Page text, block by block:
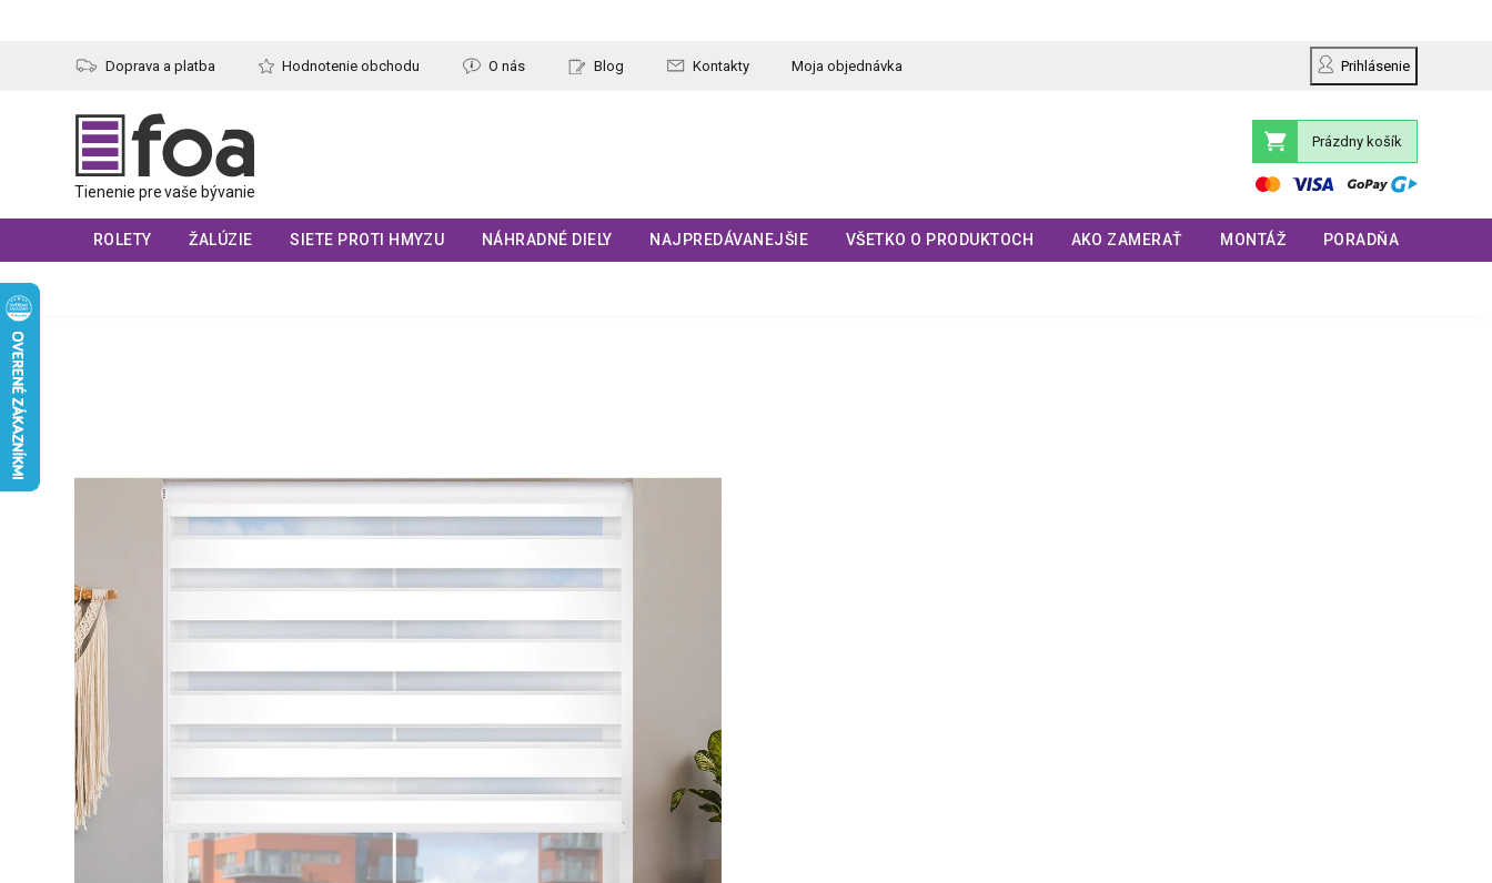
Doprava a platba Hodnotenie obchodu O nás Blog Kontakty Moja objednávka Prihlásenie
Nákupný
košík
Prázdny košík
ROLETY ŽALÚZIE SIETE PROTI HMYZU NÁHRADNÉ DIELY NAJPREDÁVANEJŠIE VŠETKO O PRODUKTOCH AKO ZAMERAŤ MONTÁŽ PORADŇA